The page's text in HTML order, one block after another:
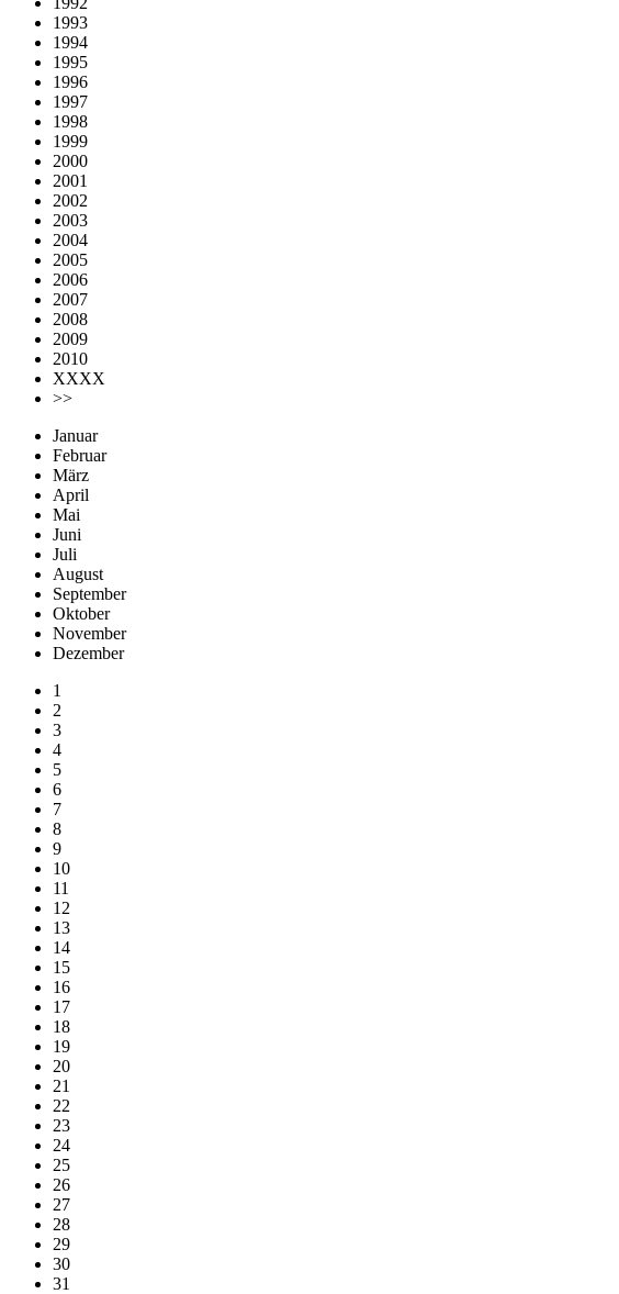
1993
1994
1995
1996
1997
1998
1999
2000
2001
2002
2003
2004
2005
2006
2007
2008
2009
2010
XXXX
>>
Januar
Februar
März
April
Mai
Juni
Juli
August
September
Oktober
November
Dezember
1
2
3
4
5
6
7
8
9
10
11
12
13
14
15
16
17
18
19
20
21
22
23
24
25
26
27
28
29
30
31